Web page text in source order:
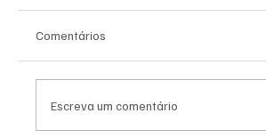
Comentários
Escreva um comentário